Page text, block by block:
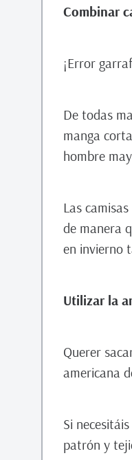
Combinar
¡Error
De todas
manga
hombre
Las
de manera
en invierno
Utilizar la
Querer
americana
Si
patrón y